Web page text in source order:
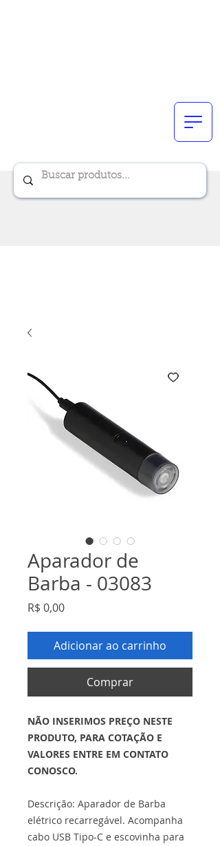
Aparador de
Barba - 03083
R$ 0,00Preço
Adicionar ao carrinho
Comprar
NÃO INSERIMOS PREÇO NESTE
PRODUTO, PARA COTAÇÃO E
VALORES ENTRE EM CONTATO
CONOSCO.
Descrição: Aparador de Barba
elétrico recarregável. Acompanha
cabo USB Tipo-C e escovinha para